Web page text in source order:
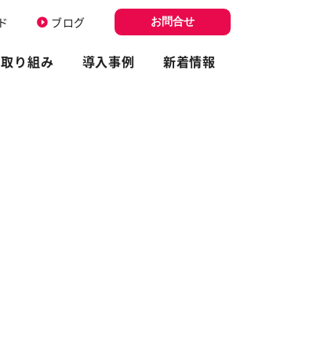
ブログ お問合せ
り組み 導入事例 新着情報